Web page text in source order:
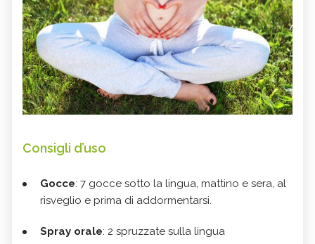
Consigli d’uso
Gocce: 7 gocce sotto la lingua, mattino e sera, al
risveglio e prima di addormentarsi.
Spray orale: 2 spruzzate sulla lingua